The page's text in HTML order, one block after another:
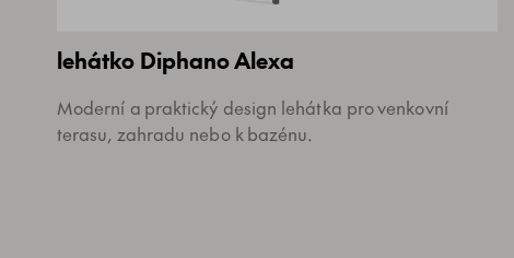
lehátko Diphano Alexa
Moderní a praktický design lehátka pro venkovní
terasu, zahradu nebo k bazénu.